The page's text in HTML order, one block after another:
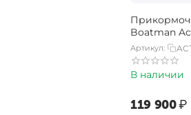
Boatman
Артикул:
В наличии
‍119 900‍₽